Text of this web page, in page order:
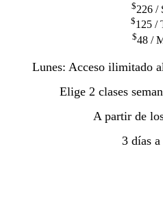
$226 /
$125 /
$48 /
Lunes: Acceso ilimitado
Elige 2 clases
A partir de
3 días a